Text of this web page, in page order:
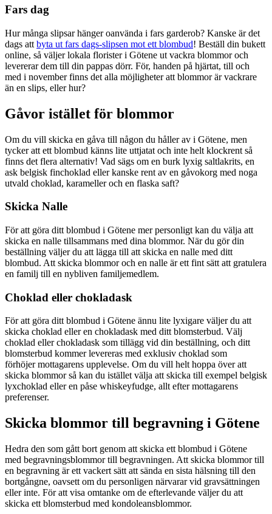
Fars dag
Hur många slipsar hänger oanvända i fars garderob? Kanske är det
dags att byta ut fars dags-slipsen mot ett blombud! Beställ din bukett
online, så väljer lokala florister i Götene ut vackra blommor och
levererar dem till din pappas dörr. För, handen på hjärtat, till och
med i november finns det alla möjligheter att blommor är vackrare
än en slips, eller hur?
Gåvor istället för blommor
Om du vill skicka en gåva till någon du håller av i Götene, men
tycker att ett blombud känns lite uttjatat och inte helt klockrent så
finns det flera alternativ! Vad sägs om en burk lyxig saltlakrits, en
ask belgisk finchoklad eller kanske rent av en gåvokorg med noga
utvald choklad, karameller och en flaska saft?
Skicka Nalle
För att göra ditt blombud i Götene mer personligt kan du välja att
skicka en nalle tillsammans med dina blommor. När du gör din
beställning väljer du att lägga till att skicka en nalle med ditt
blombud. Att skicka blommor och en nalle är ett fint sätt att gratulera
en familj till en nybliven familjemedlem.
Choklad eller chokladask
För att göra ditt blombud i Götene ännu lite lyxigare väljer du att
skicka choklad eller en chokladask med ditt blomsterbud. Välj
choklad eller chokladask som tillägg vid din beställning, och ditt
blomsterbud kommer levereras med exklusiv choklad som
förhöjer mottagarens upplevelse. Om du vill helt hoppa över att
skicka blommor så kan du istället välja att skicka till exempel belgisk
lyxchoklad eller en påse whiskeyfudge, allt efter mottagarens
preferenser.
Skicka blommor till begravning i Götene
Hedra den som gått bort genom att skicka ett blombud i Götene
med begravningsblommor till begravningen. Att skicka blommor till
en begravning är ett vackert sätt att sända en sista hälsning till den
bortgångne, oavsett om du personligen närvarar vid gravsättningen
eller inte. För att visa omtanke om de efterlevande väljer du att
skicka ett blomsterbud med kondoleansblommor.